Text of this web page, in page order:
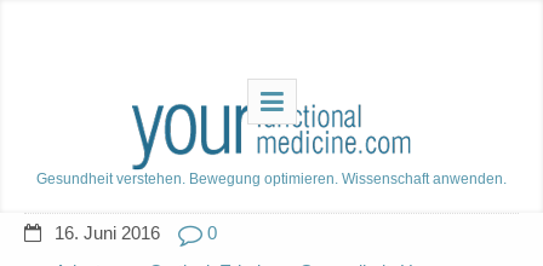
Gesundheit verstehen. Bewegung optimieren. Wissenschaft anwenden.
16. Juni 2016
0